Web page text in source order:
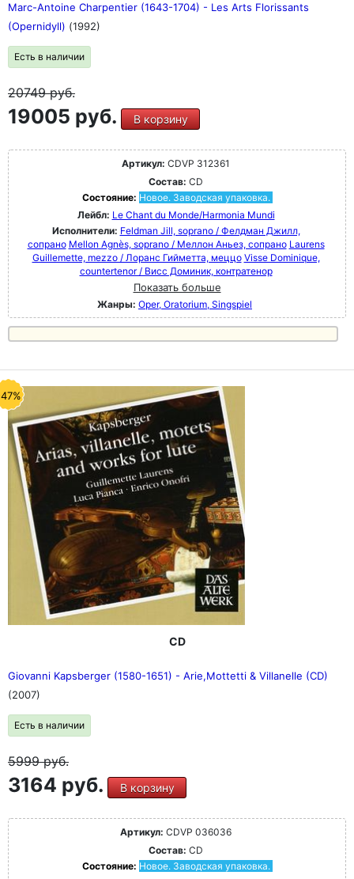
Marc-Antoine Charpentier (1643-1704) - Les Arts Florissants
(Opernidyll) (1992)
Есть в наличии
20749руб.
19005 руб. В корзину
Артикул: CDVP 312361
Состав: CD
Состояние: Новое. Заводская упаковка.
Лейбл: Le Chant du Monde/Harmonia Mundi
Исполнители: Feldman Jill, soprano / Фелдман Джилл,
сопрано Mellon Agnès, soprano / Меллон Аньез, сопрано Laurens
Guillemette, mezzo / Лоранс Гийметта, меццо Visse Dominique,
countertenor / Висс Доминик, контратенор
Показать больше
Жанры: Oper, Oratorium, Singspiel
CD
Giovanni Kapsberger (1580-1651) - Arie,Mottetti & Villanelle (CD)
(2007)
Есть в наличии
5999руб.
3164 руб. В корзину
Артикул: CDVP 036036
Состав: CD
Состояние: Новое. Заводская упаковка.